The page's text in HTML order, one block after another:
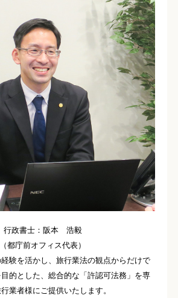
行政書士：阪本 浩毅
（都庁前オフィス代表）
験を活かし、旅行業法の観点からだけで
的とした、総合的な「許認可法務」を専
業者様にご提供いたします。